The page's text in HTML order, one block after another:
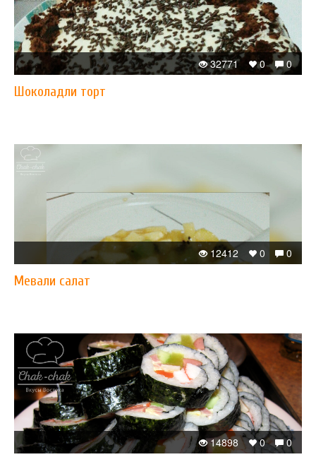
0
0
32771
Шоколадли торт
0
0
12412
Мевали салат
0
0
14898